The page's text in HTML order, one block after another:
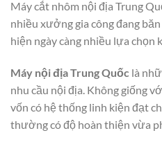
Máy cắt nhôm nội địa Trung
nhiều xưởng gia công đang
hiện ngày càng nhiều lựa chọn
Máy nội địa Trung Quốc là
nhu cầu nội địa. Không giống
vốn có hệ thống linh kiện đạt
thường có độ hoàn thiện vừa